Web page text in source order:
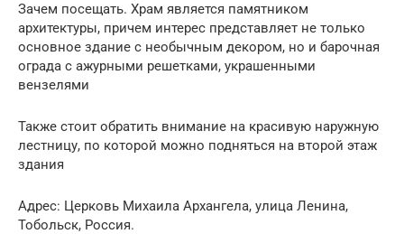
Зачем посещать. Храм является памятником
архитектуры, причем интерес представляет не только
основное здание с необычным декором, но и барочная
ограда с ажурными решетками, украшенными
вензелями
Также стоит обратить внимание на красивую наружную
лестницу, по которой можно подняться на второй этаж
здания
Адрес: Церковь Михаила Архангела, улица Ленина,
Тобольск, Россия.